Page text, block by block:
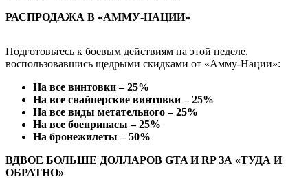
РАСПРОДАЖА В «АММУ-НАЦИИ»
Подготовьтесь к боевым действиям на этой неделе,
воспользовавшись щедрыми скидками от «Амму-Нации»:
На все винтовки – 25%
На все снайперские винтовки – 25%
На все виды метательного – 25%
На все боеприпасы – 25%
На бронежилеты – 50%
ВДВОЕ БОЛЬШЕ ДОЛЛАРОВ GTA И RP ЗА «ТУДА И
ОБРАТНО»